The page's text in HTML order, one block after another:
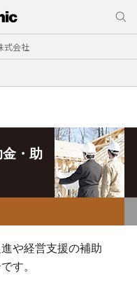
式会社
・助
や経営支援の補助
す。